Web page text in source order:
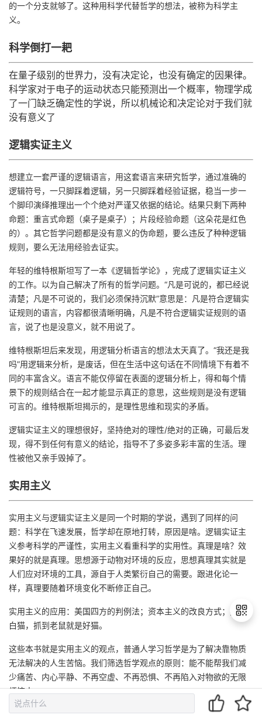
的一个分支就够了。这种用科学代替哲学的想法，被称为科学主
义。
科学倒打一耙
在量子级别的世界力，没有决定论，也没有确定的因果律。
科学家对于电子的运动状态只能预测出一个概率，物理学成
了一门缺乏确定性的学说，所以机械论和决定论对于我们就
没有意义了
逻辑实证主义
想建立一套严谨的逻辑语言，用这套语言来研究哲学，通过准确的
逻辑符号，一只脚踩着逻辑，另一只脚踩着经验证据，稳当一步一
个脚印演绎推理出一个个绝对严谨又依据的结论。结果只剩下两种
命题：重言式命题（桌子是桌子）；片段经验命题（这朵花是红色
的）。其它哲学问题都是没有意义的伪命题，要么违反了种种逻辑
规则，要么无法用经验去证实。
年轻的维特根斯坦写了一本《逻辑哲学论》，完成了逻辑实证主义
的工作。以为自己解决了所有的哲学问题。“凡是可说的，都已经说
清楚；凡是不可说的，我们必须保持沉默”意思是：凡是符合逻辑实
证规则的语言，内容都很清晰明确，凡是不符合逻辑实证规则的语
言，说了也是没意义，就不用说了。
维特根斯坦后来发现，用逻辑分析语言的想法太天真了。“我还是我
吗”用逻辑来分析，是废话，但在生活中这句话在不同情境下有着不
同的丰富含义。语言不能仅停留在表面的逻辑分析上，得和每个情
景下的规则结合在一起才能显示真正的意思，这些规则是没有逻辑
可言的。维特根斯坦揭示的，是理性思维和现实的矛盾。
逻辑实证主义的理想很好，坚持绝对的理性/绝对的正确，可最后发
现，得不到任何有意义的结论，指导不了多姿多彩丰富的生活。理
性被他又亲手毁掉了。
实用主义
实用主义与逻辑实证主义是同一个时期的学说，遇到了同样的问
题：科学在飞速发展，哲学却在原地打转，原因是啥。逻辑实证主
义参考科学的严谨性，实用主义看重科学的实用性。真理是啥？效
果好的就是真理。思想源于动物对环境的反应，思想真理其实就是
人们应对环境的工具，源自于人类繁衍自己的需要。跟进化论一
样，真理要随着环境变化不断修正自己。
实用主义的应用：美国四方的判例法；资本主义的改良方式；黑猫
白猫，抓到老鼠就是好猫。
这些本书就是实用主义的观点，普通人学习哲学是为了解决靠物质
无法解决的人生苦恼。我们筛选哲学观点的原则：能不能帮我们减
少痛苦、内心平静、不再空虚、不再恐惧、不再陷入对物欲的无限
烦恼中。